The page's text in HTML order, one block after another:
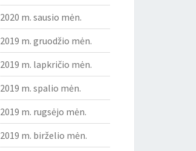
2020 m. sausio mėn.
2019 m. gruodžio mėn.
2019 m. lapkričio mėn.
2019 m. spalio mėn.
2019 m. rugsėjo mėn.
2019 m. birželio mėn.